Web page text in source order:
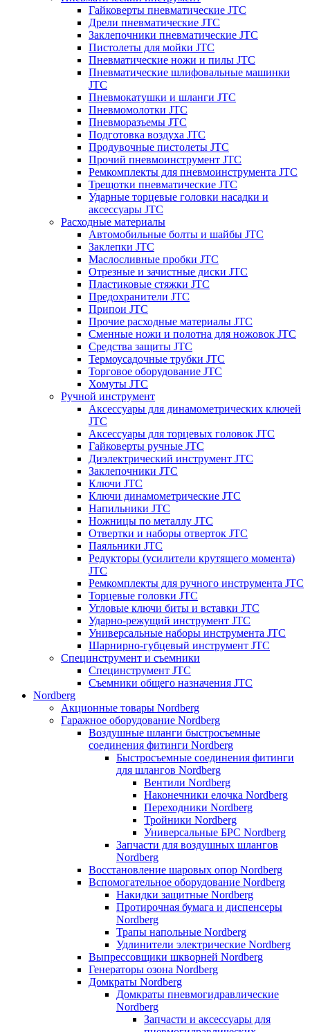
Гайковерты пневматические JTC
Дрели пневматические JTC
Заклепочники пневматические JTC
Пистолеты для мойки JTC
Пневматические ножи и пилы JTC
Пневматические шлифовальные машинки
JTC
Пневмокатушки и шланги JTC
Пневмомолотки JTC
Пневморазъемы JTC
Подготовка воздуха JTC
Продувочные пистолеты JTC
Прочий пневмоинструмент JTC
Ремкомплекты для пневмоинструмента JTC
Трещотки пневматические JTC
Ударные торцевые головки насадки и
аксессуары JTC
Расходные материалы
Автомобильные болты и шайбы JTC
Заклепки JTC
Маслосливные пробки JTC
Отрезные и зачистные диски JTC
Пластиковые стяжки JTC
Предохранители JTC
Припои JTC
Прочие расходные материалы JTC
Сменные ножи и полотна для ножовок JTC
Средства защиты JTC
Термоусадочные трубки JTC
Торговое оборудование JTC
Хомуты JTC
Ручной инструмент
Аксессуары для динамометрических ключей
JTC
Аксессуары для торцевых головок JTC
Гайковерты ручные JTC
Диэлектрический инструмент JTC
Заклепочники JTC
Ключи JTC
Ключи динамометрические JTC
Напильники JTC
Ножницы по металлу JTC
Отвертки и наборы отверток JTC
Паяльники JTC
Редукторы (усилители крутящего момента)
JTC
Ремкомплекты для ручного инструмента JTC
Торцевые головки JTC
Угловые ключи биты и вставки JTC
Ударно-режущий инструмент JTC
Универсальные наборы инструмента JTC
Шарнирно-губцевый инструмент JTC
Специнструмент и съемники
Специнструмент JTC
Съемники общего назначения JTC
Nordberg
Акционные товары Nordberg
Гаражное оборудование Nordberg
Воздушные шланги быстросъемные
соединения фитинги Nordberg
Быстросъемные соединения фитинги
для шлангов Nordberg
Вентили Nordberg
Наконечники елочка Nordberg
Переходники Nordberg
Тройники Nordberg
Универсальные БРС Nordberg
Запчасти для воздушных шлангов
Nordberg
Восстановление шаровых опор Nordberg
Вспомогательное оборудование Nordberg
Накидки защитные Nordberg
Протирочная бумага и диспенсеры
Nordberg
Трапы напольные Nordberg
Удлинители электрические Nordberg
Выпрессовщики шкворней Nordberg
Генераторы озона Nordberg
Домкраты Nordberg
Домкраты пневмогидравлические
Nordberg
Запчасти и аксессуары для